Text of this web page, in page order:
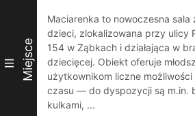
III Miejsce
Maciarenka to nowoczesna sala
dzieci, zlokalizowana przy ulicy
154 w Ząbkach i działająca w
dziecięcej. Obiekt oferuje
użytkownikom liczne możliwości
czasu — do dyspozycji są m.in.
kulkami, ...